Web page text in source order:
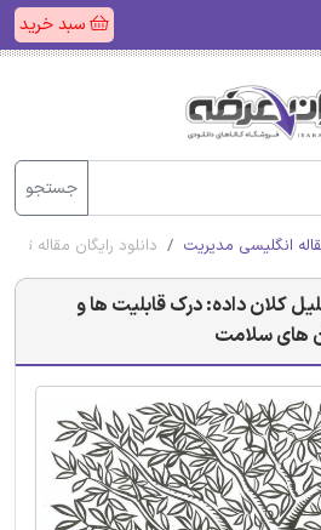
سبد خرید
جستجو
انگلیسی مدیریت دانلود رایگان مقاله
کلان داده: درک قابلیت ها و
های سلامت